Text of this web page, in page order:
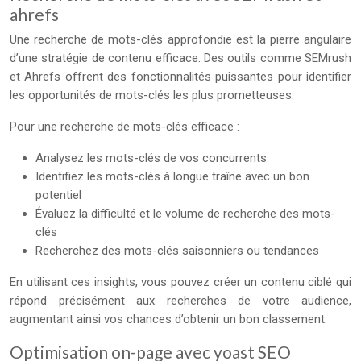
ahrefs
Une recherche de mots-clés approfondie est la pierre angulaire
d’une stratégie de contenu efficace. Des outils comme SEMrush
et Ahrefs offrent des fonctionnalités puissantes pour identifier
les opportunités de mots-clés les plus prometteuses.
Pour une recherche de mots-clés efficace :
Analysez les mots-clés de vos concurrents
Identifiez les mots-clés à longue traîne avec un bon
potentiel
Évaluez la difficulté et le volume de recherche des mots-
clés
Recherchez des mots-clés saisonniers ou tendances
En utilisant ces insights, vous pouvez créer un contenu ciblé qui
répond précisément aux recherches de votre audience,
augmentant ainsi vos chances d’obtenir un bon classement.
Optimisation on-page avec yoast SEO